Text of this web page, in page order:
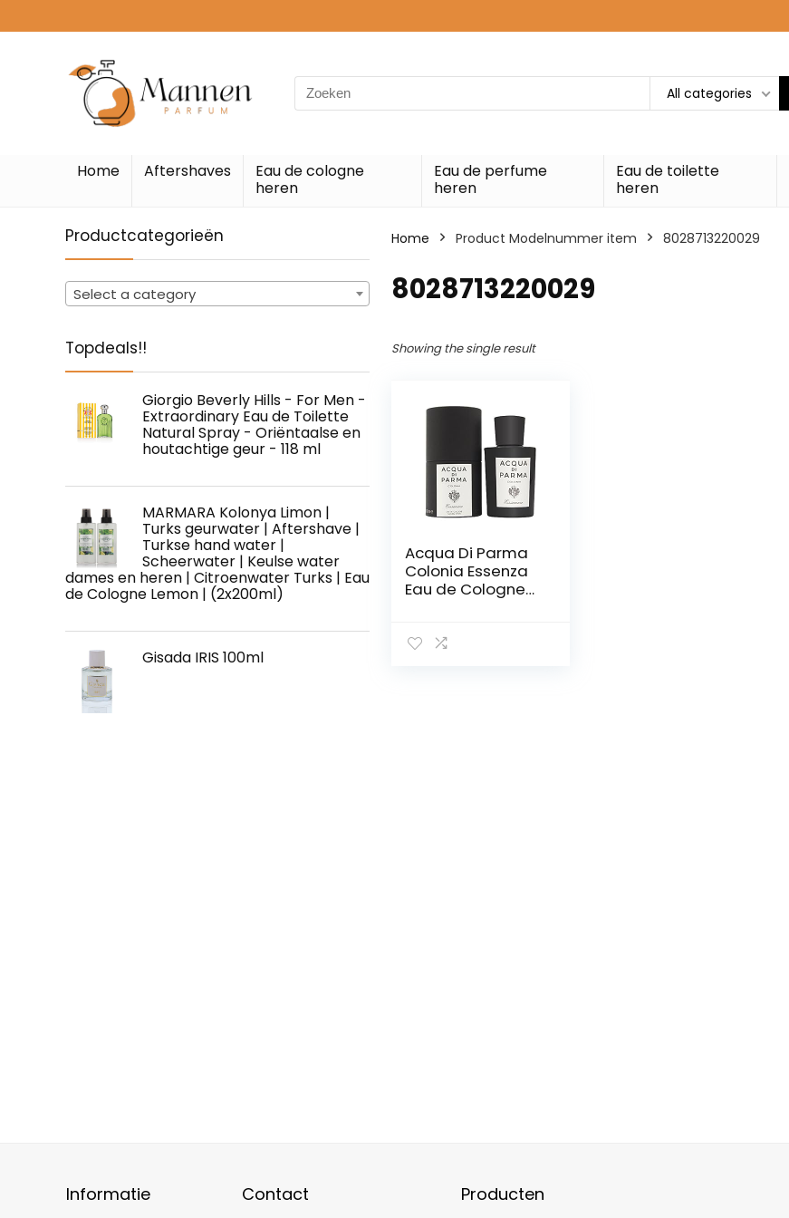
Search
for:
All categories
Home Aftershaves
Eau de cologne
heren
Eau de perfume
heren
Eau de toilette
heren
Productcategorieën
Select a category
Topdeals!!
Giorgio Beverly Hills - For Men -
Extraordinary Eau de Toilette
Natural Spray - Oriëntaalse en
houtachtige geur - 118 ml
MARMARA Kolonya Limon |
Turks geurwater | Aftershave |
Turkse hand water |
Scheerwater | Keulse water
dames en heren | Citroenwater Turks | Eau
de Cologne Lemon | (2x200ml)
Gisada IRIS 100ml
Home Product Modelnummer item ‎8028713220029
‎8028713220029
Showing the single result
Acqua Di Parma
Colonia Essenza
Eau de Cologne
Informatie Contact Producten